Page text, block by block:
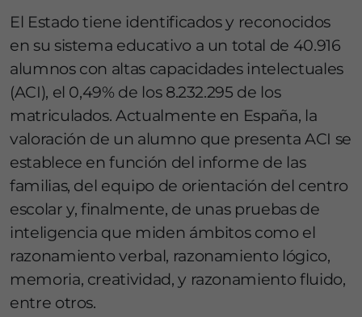
El Estado tiene identificados y reconocidos
en su sistema educativo a un total de 40.916
alumnos con altas capacidades intelectuales
(ACI), el 0,49% de los 8.232.295 de los
matriculados. Actualmente en España, la
valoración de un alumno que presenta ACI se
establece en función del informe de las
familias, del equipo de orientación del centro
escolar y, finalmente, de unas pruebas de
inteligencia que miden ámbitos como el
razonamiento verbal, razonamiento lógico,
memoria, creatividad, y razonamiento fluido,
entre otros.